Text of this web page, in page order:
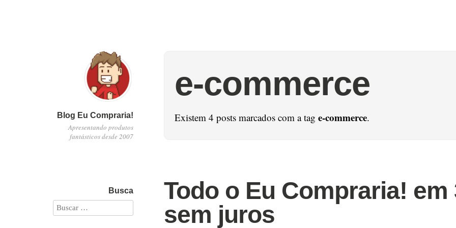
Blog Eu Compraria!
Apresentando produtos
fantásticos desde 2007
e-commerce
Existem 4 posts marcados com a tag e-commerce.
Todo o Eu Compraria! em
sem juros
Busca